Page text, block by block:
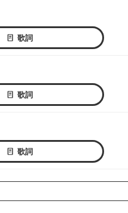
歌詞
歌詞
歌詞